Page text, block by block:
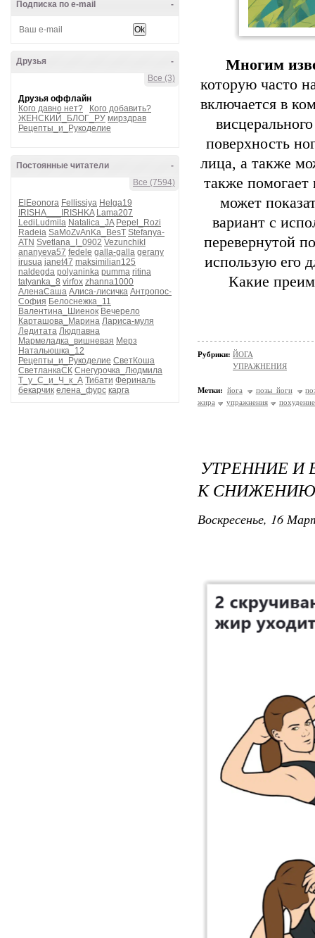
-
Подписка по e-mail
-
Друзья
Все (3)
Друзья оффлайн
Кого давно нет?
Кого добавить?
ЖЕНСКИЙ_БЛОГ_РУ мирздрав
Рецепты_и_Рукоделие
-
Постоянные читатели
Все (7594)
ElEeonora Fellissiya Helga19
IRISHA___IRISHKA Lama207
LediLudmila Natalica_JA Pepel_Rozi
Radeia SaMoZvAnKa_BesT Stefanya-
ATN Svetlana_I_0902 VezunchikI
ananyeva57 fedele galla-galla gerany
irusua janet47 maksimilian125
naldegda polyaninka pumma ritina
tatyanka_8 virfox zhanna1000
АленаСаша Алиса-лисичка Антропос-
София Белоснежка_11
Валентина_Шиенок Вечерело
Карташова_Марина Лариса-муля
Ледитата Людпавна
Мармеладка_вишневая Мерз
Натальюшка_12
Рецепты_и_Рукоделие СветКоша
СветланкаСК Снегурочка_Людмила
Т_у_С_и_Ч_к_А Тибати Фериналь
бекарчик елена_фурс карга
Многим
которую часто
включается в
поверхность
лица, а также
также
может
вариант с
перевернутой
использую его
Какие
Рубрики: ЙОГА
УПРАЖНЕНИЯ
Метки: йога позы йоги
жира
упражнения похудение
УТРЕННИЕ И
К СНИЖЕНИЮ
Воскресенье, 16